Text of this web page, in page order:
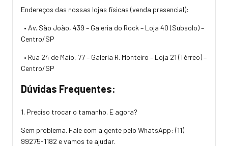
Endereços das nossas lojas físicas (venda presencial):
• Av. São João, 439 – Galeria do Rock – Loja 40 (Subsolo) –
Centro/SP
• Rua 24 de Maio, 77 – Galeria R. Monteiro – Loja 21 (Térreo) –
Centro/SP
Dúvidas Frequentes:
1. Preciso trocar o tamanho. E agora?
Sem problema. Fale com a gente pelo WhatsApp: (11)
99275-1182 e vamos te ajudar.